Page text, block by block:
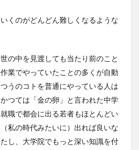
くのがどんどん難しくなるような
の中を見渡しても当たり前のこと
業でやっていたことの多くが自動
うのコトを普通にやっている人は
つては「金の卵」と言われた中学
職で都会に出る若者もほとんどい
私の時代みたいに）出れば良いな
し、大学院でもっと深い知識を付